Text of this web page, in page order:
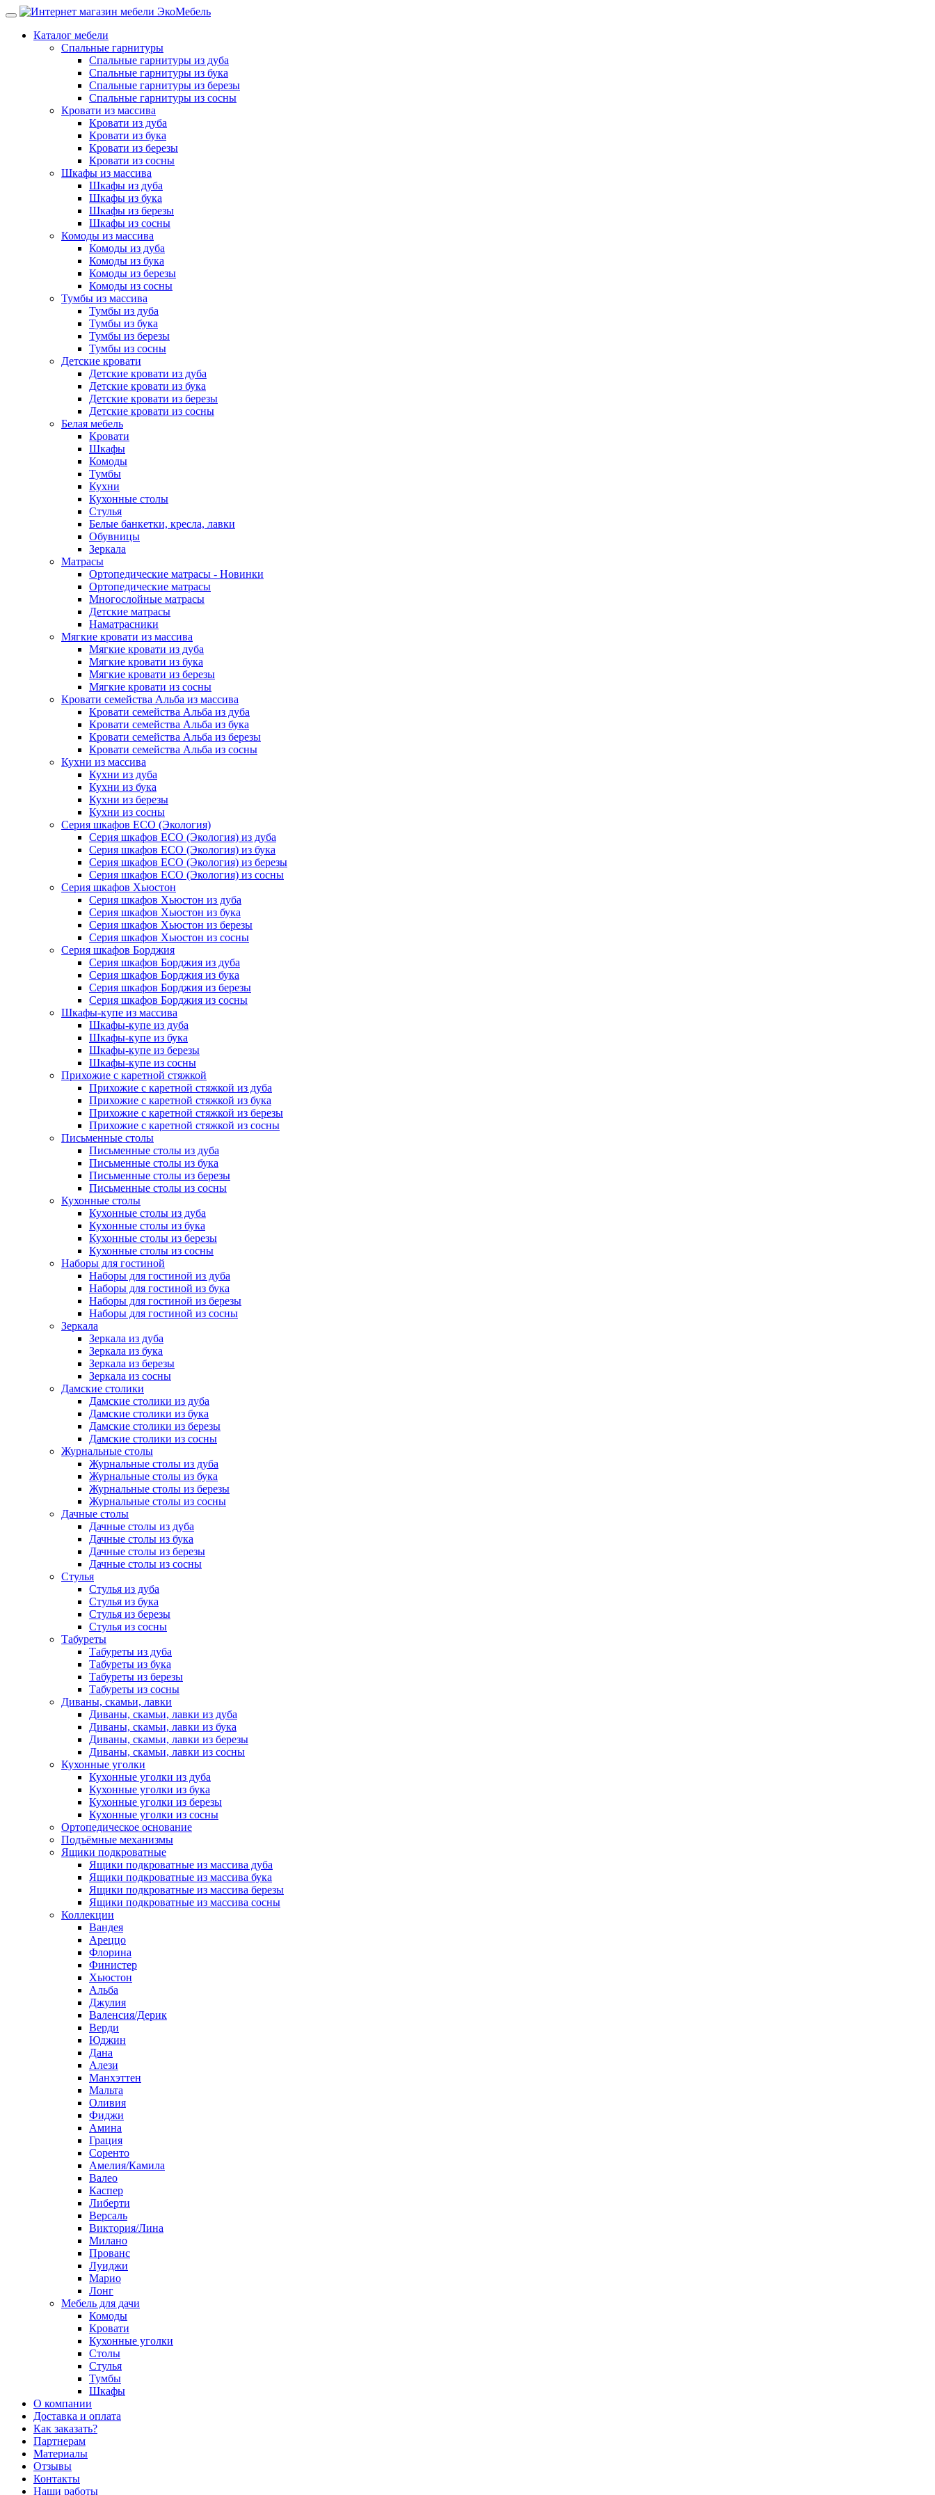
Каталог мебели
Спальные гарнитуры
Спальные гарнитуры из дуба
Спальные гарнитуры из бука
Спальные гарнитуры из березы
Спальные гарнитуры из сосны
Кровати из массива
Кровати из дуба
Кровати из бука
Кровати из березы
Кровати из сосны
Шкафы из массива
Шкафы из дуба
Шкафы из бука
Шкафы из березы
Шкафы из сосны
Комоды из массива
Комоды из дуба
Комоды из бука
Комоды из березы
Комоды из сосны
Тумбы из массива
Тумбы из дуба
Тумбы из бука
Тумбы из березы
Тумбы из сосны
Детские кровати
Детские кровати из дуба
Детские кровати из бука
Детские кровати из березы
Детские кровати из сосны
Белая мебель
Кровати
Шкафы
Комоды
Тумбы
Кухни
Кухонные столы
Стулья
Белые банкетки, кресла, лавки
Обувницы
Зеркала
Матрасы
Ортопедические матрасы - Новинки
Ортопедические матрасы
Многослойные матрасы
Детские матрасы
Наматрасники
Мягкие кровати из массива
Мягкие кровати из дуба
Мягкие кровати из бука
Мягкие кровати из березы
Мягкие кровати из сосны
Кровати семейства Альба из массива
Кровати семейства Альба из дуба
Кровати семейства Альба из бука
Кровати семейства Альба из березы
Кровати семейства Альба из сосны
Кухни из массива
Кухни из дуба
Кухни из бука
Кухни из березы
Кухни из сосны
Серия шкафов ECO (Экология)
Серия шкафов ECO (Экология) из дуба
Серия шкафов ECO (Экология) из бука
Серия шкафов ECO (Экология) из березы
Серия шкафов ECO (Экология) из сосны
Серия шкафов Хьюстон
Серия шкафов Хьюстон из дуба
Серия шкафов Хьюстон из бука
Серия шкафов Хьюстон из березы
Серия шкафов Хьюстон из сосны
Серия шкафов Борджия
Серия шкафов Борджия из дуба
Серия шкафов Борджия из бука
Серия шкафов Борджия из березы
Серия шкафов Борджия из сосны
Шкафы-купе из массива
Шкафы-купе из дуба
Шкафы-купе из бука
Шкафы-купе из березы
Шкафы-купе из сосны
Прихожие с каретной стяжкой
Прихожие с каретной стяжкой из дуба
Прихожие с каретной стяжкой из бука
Прихожие с каретной стяжкой из березы
Прихожие с каретной стяжкой из сосны
Письменные столы
Письменные столы из дуба
Письменные столы из бука
Письменные столы из березы
Письменные столы из сосны
Кухонные столы
Кухонные столы из дуба
Кухонные столы из бука
Кухонные столы из березы
Кухонные столы из сосны
Наборы для гостиной
Наборы для гостиной из дуба
Наборы для гостиной из бука
Наборы для гостиной из березы
Наборы для гостиной из сосны
Зеркала
Зеркала из дуба
Зеркала из бука
Зеркала из березы
Зеркала из сосны
Дамские столики
Дамские столики из дуба
Дамские столики из бука
Дамские столики из березы
Дамские столики из сосны
Журнальные столы
Журнальные столы из дуба
Журнальные столы из бука
Журнальные столы из березы
Журнальные столы из сосны
Дачные столы
Дачные столы из дуба
Дачные столы из бука
Дачные столы из березы
Дачные столы из сосны
Стулья
Стулья из дуба
Стулья из бука
Стулья из березы
Стулья из сосны
Табуреты
Табуреты из дуба
Табуреты из бука
Табуреты из березы
Табуреты из сосны
Диваны, скамьи, лавки
Диваны, скамьи, лавки из дуба
Диваны, скамьи, лавки из бука
Диваны, скамьи, лавки из березы
Диваны, скамьи, лавки из сосны
Кухонные уголки
Кухонные уголки из дуба
Кухонные уголки из бука
Кухонные уголки из березы
Кухонные уголки из сосны
Ортопедическое основание
Подъёмные механизмы
Ящики подкроватные
Ящики подкроватные из массива дуба
Ящики подкроватные из массива бука
Ящики подкроватные из массива березы
Ящики подкроватные из массива сосны
Коллекции
Вандея
Ареццо
Флорина
Финистер
Хьюстон
Альба
Джулия
Валенсия/Дерик
Верди
Юджин
Дана
Алези
Манхэттен
Мальта
Оливия
Фиджи
Амина
Грация
Соренто
Амелия/Камила
Валео
Каспер
Либерти
Версаль
Виктория/Лина
Милано
Прованс
Луиджи
Марио
Лонг
Мебель для дачи
Комоды
Кровати
Кухонные уголки
Столы
Стулья
Тумбы
Шкафы
О компании
Доставка и оплата
Как заказать?
Партнерам
Материалы
Отзывы
Контакты
Наши работы